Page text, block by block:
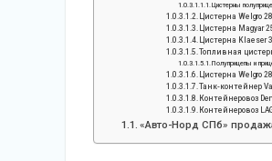
Цистерны
Цистерна Welgro
Цистерна Magyar
Цистерна Klaeser
Топливная
Полуприцепы и
Цистерна Welgro
Танк-контейнер
Контейнеровоз
Контейнеровоз
«Авто-Норд СПб»